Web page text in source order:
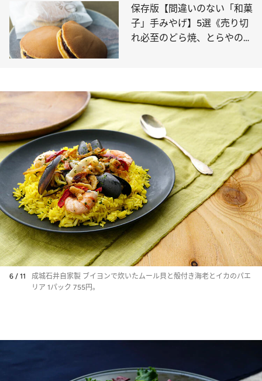
保存版【間違いのない「和菓
子」手みやげ】5選《売り切
れ必至のどら焼、とらやの限
6 / 11
成城石井自家製 ブイヨンで炊いたムール貝と殻付き海老とイカのパエ
リア 1パック 755円。